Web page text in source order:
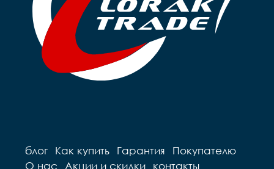
блог Как купить Гарантия
Покупателю
О нас
Акции и скидки контакты